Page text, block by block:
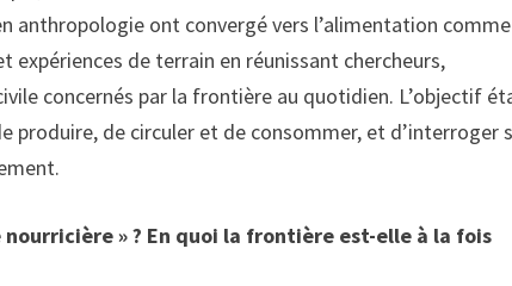
anthropologie ont convergé vers l’alimentation comme
expériences de terrain en réunissant chercheurs,
concernés par la frontière au quotidien. L’objectif
produire, de circuler et de consommer, et d’interroger
» ? En quoi la frontière est-elle à la fois